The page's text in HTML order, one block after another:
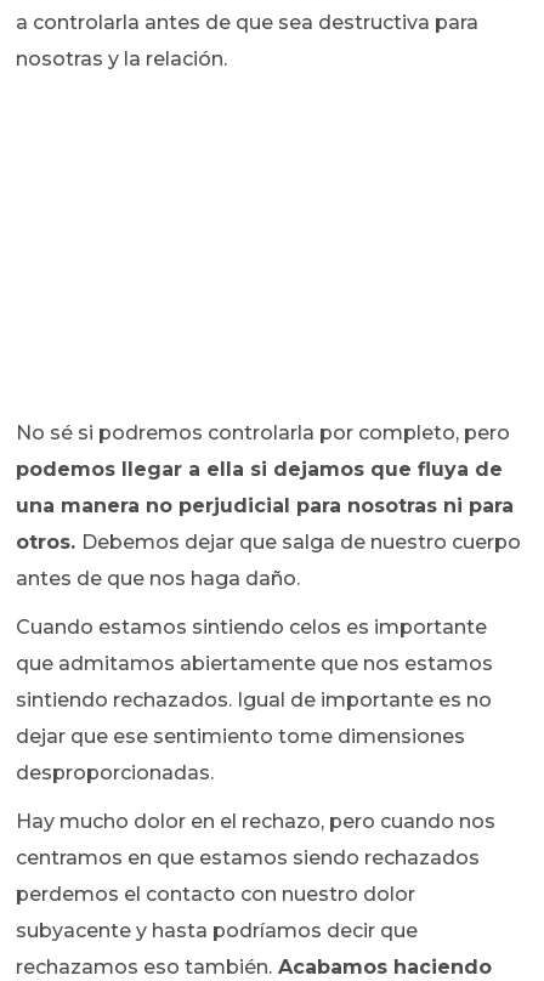
a controlarla antes de que sea destructiva para
nosotras y la relación.
No sé si podremos controlarla por completo, pero
podemos llegar a ella si dejamos que fluya de
una manera no perjudicial para nosotras ni para
otros. Debemos dejar que salga de nuestro cuerpo
antes de que nos haga daño.
Cuando estamos sintiendo celos es importante
que admitamos abiertamente que nos estamos
sintiendo rechazados. Igual de importante es no
dejar que ese sentimiento tome dimensiones
desproporcionadas.
Hay mucho dolor en el rechazo, pero cuando nos
centramos en que estamos siendo rechazados
perdemos el contacto con nuestro dolor
subyacente y hasta podríamos decir que
rechazamos eso también. Acabamos haciendo